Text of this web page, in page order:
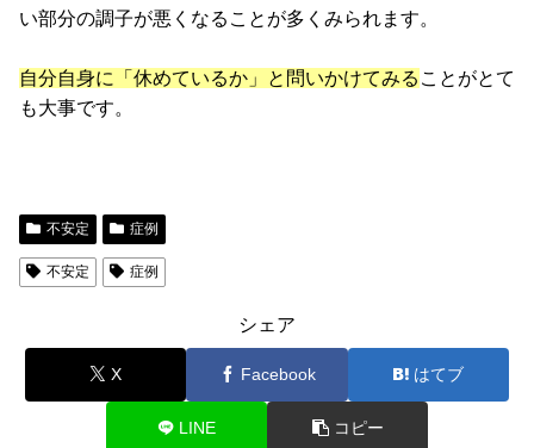
い部分の調子が悪くなることが多くみられます。
自分自身に「休めているか」と問いかけてみる ことがとて
も大事です。
不安定 症例
不安定 症例
シェア
X Facebook はてブ
LINE コピー